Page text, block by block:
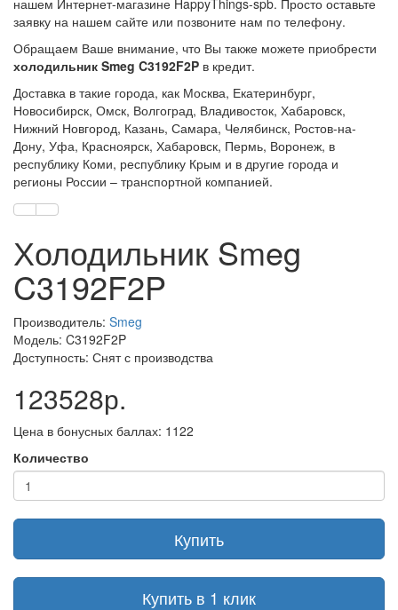
нашем Интернет-магазине HappyThings-spb. Просто оставьте
заявку на нашем сайте или позвоните нам по телефону.
Обращаем Ваше внимание, что Вы также можете приобрести
холодильник Smeg C3192F2P в кредит.
Доставка в такие города, как Москва, Екатеринбург,
Новосибирск, Омск, Волгоград, Владивосток, Хабаровск,
Нижний Новгород, Казань, Самара, Челябинск, Ростов-на-
Дону, Уфа, Красноярск, Хабаровск, Пермь, Воронеж, в
республику Коми, республику Крым и в другие города и
регионы России – транспортной компанией.
Холодильник Smeg
C3192F2P
Производитель: Smeg
Модель: C3192F2P
Доступность: Снят с производства
123528р.
Цена в бонусных баллах: 1122
Количество
Купить
Купить в 1 клик